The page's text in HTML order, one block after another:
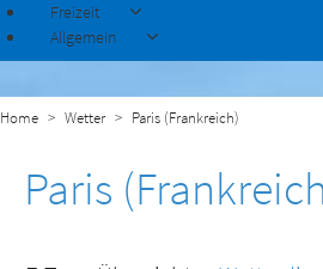
Freizeit
Allgemein
Home Wetter Paris (Frankreich)
Paris